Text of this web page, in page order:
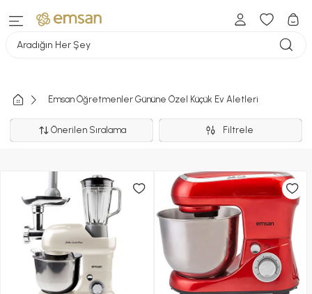
Aradığın Her Şey
Emsan Öğretmenler Gününe Özel Küçük Ev Aletleri
Önerilen Sıralama Filtrele